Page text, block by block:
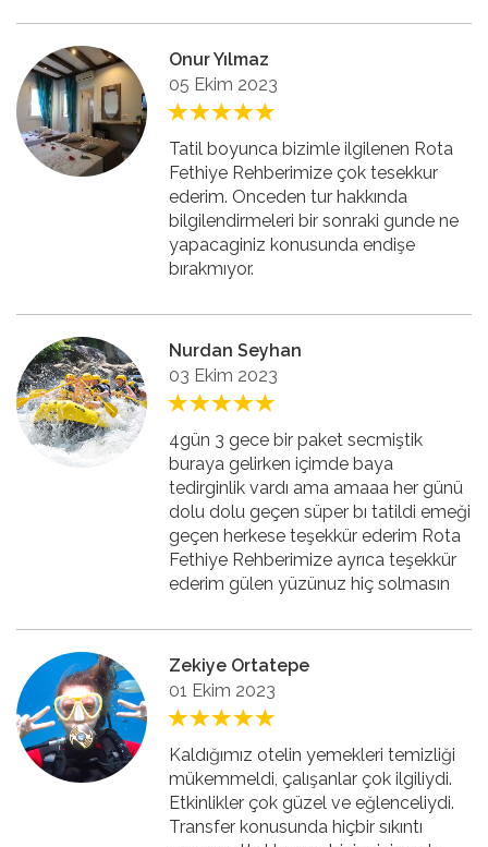
Onur Yılmaz
05 Ekim 2023
Tatil boyunca bizimle ilgilenen Rota
Fethiye Rehberimize çok tesekkur
ederim. Onceden tur hakkında
bilgilendirmeleri bir sonraki gunde ne
yapacaginiz konusunda endişe
bırakmıyor.
Nurdan Seyhan
03 Ekim 2023
4gün 3 gece bir paket secmiştik
buraya gelirken içimde baya
tedirginlik vardı ama amaaa her günü
dolu dolu geçen süper bı tatildi emeği
geçen herkese teşekkür ederim Rota
Fethiye Rehberimize ayrıca teşekkür
ederim gülen yüzünuz hiç solmasın
Zekiye Ortatepe
01 Ekim 2023
Kaldığımız otelin yemekleri temizliği
mükemmeldi, çalışanlar çok ilgiliydi.
Etkinlikler çok güzel ve eğlenceliydi.
Transfer konusunda hiçbir sıkıntı